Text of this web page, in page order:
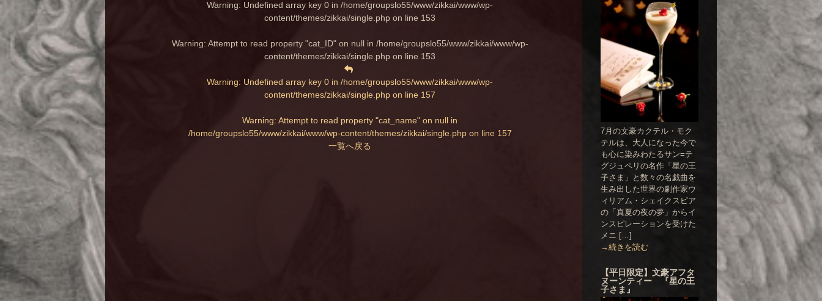
Warning: Undefined array key 0 in /home/groupslo55/www/zikkai/www/wp-
content/themes/zikkai/single.php on line 153
Warning: Attempt to read property "cat_ID" on null in /home/groupslo55/www/zikkai/www/wp-
content/themes/zikkai/single.php on line 153
Warning: Undefined array key 0 in /home/groupslo55/www/zikkai/www/wp-
content/themes/zikkai/single.php on line 157
Warning: Attempt to read property "cat_name" on null in
/home/groupslo55/www/zikkai/www/wp-content/themes/zikkai/single.phpon line 157
一覧へ戻る
7月の文豪カクテル・モク
テルは、大人になった今で
も心に染みわたるサン=テ
グジュペリの名作「星の王
子さま」と数々の名戯曲を
生み出した世界の劇作家ウ
ィリアム・シェイクスピア
の「真夏の夜の夢」からイ
ンスピレーションを受けた
メニ […]
→続きを読む
【平日限定】文豪アフタ
ヌーンティー 『星の王
子さま』